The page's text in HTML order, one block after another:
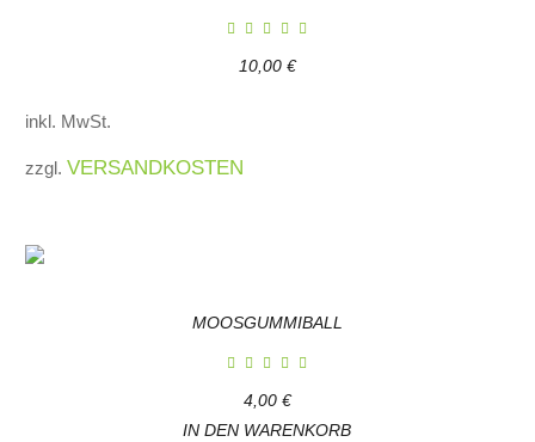
10,00 €
inkl. MwSt.
zzgl.VERSANDKOSTEN
MOOSGUMMIBALL
4,00 €
IN DEN WARENKORB